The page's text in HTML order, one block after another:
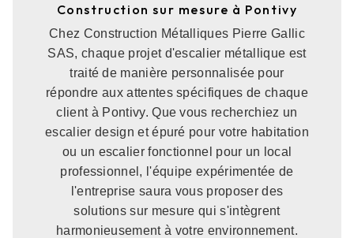
Construction sur mesure à Pontivy
Chez Construction Métalliques Pierre Gallic
SAS, chaque projet d'escalier métallique est
traité de manière personnalisée pour
répondre aux attentes spécifiques de chaque
client à Pontivy. Que vous recherchiez un
escalier design et épuré pour votre habitation
ou un escalier fonctionnel pour un local
professionnel, l'équipe expérimentée de
l'entreprise saura vous proposer des
solutions sur mesure qui s'intègrent
harmonieusement à votre environnement.